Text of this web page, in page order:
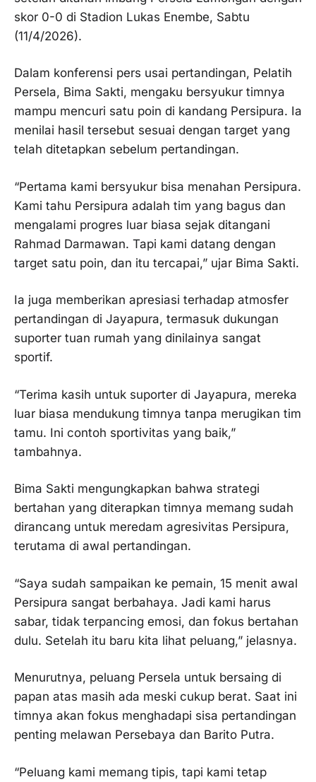
skor 0-0 di Stadion Lukas Enembe, Sabtu
(11/4/2026).
Dalam konferensi pers usai pertandingan, Pelatih
Persela, Bima Sakti, mengaku bersyukur timnya
mampu mencuri satu poin di kandang Persipura. Ia
menilai hasil tersebut sesuai dengan target yang
telah ditetapkan sebelum pertandingan.
“Pertama kami bersyukur bisa menahan Persipura.
Kami tahu Persipura adalah tim yang bagus dan
mengalami progres luar biasa sejak ditangani
Rahmad Darmawan. Tapi kami datang dengan
target satu poin, dan itu tercapai,” ujar Bima Sakti.
Ia juga memberikan apresiasi terhadap atmosfer
pertandingan di Jayapura, termasuk dukungan
suporter tuan rumah yang dinilainya sangat
sportif.
“Terima kasih untuk suporter di Jayapura, mereka
luar biasa mendukung timnya tanpa merugikan tim
tamu. Ini contoh sportivitas yang baik,”
tambahnya.
Bima Sakti mengungkapkan bahwa strategi
bertahan yang diterapkan timnya memang sudah
dirancang untuk meredam agresivitas Persipura,
terutama di awal pertandingan.
“Saya sudah sampaikan ke pemain, 15 menit awal
Persipura sangat berbahaya. Jadi kami harus
sabar, tidak terpancing emosi, dan fokus bertahan
dulu. Setelah itu baru kita lihat peluang,” jelasnya.
Menurutnya, peluang Persela untuk bersaing di
papan atas masih ada meski cukup berat. Saat ini
timnya akan fokus menghadapi sisa pertandingan
penting melawan Persebaya dan Barito Putra.
“Peluang kami memang tipis, tapi kami tetap